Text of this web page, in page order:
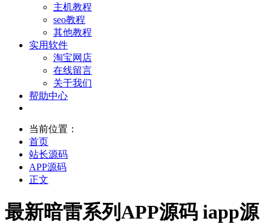
主机教程
seo教程
其他教程
实用软件
淘宝网店
在线留言
关于我们
帮助中心
当前位置：
首页
站长源码
APP源码
正文
最新暗雷系列APP源码 iapp源